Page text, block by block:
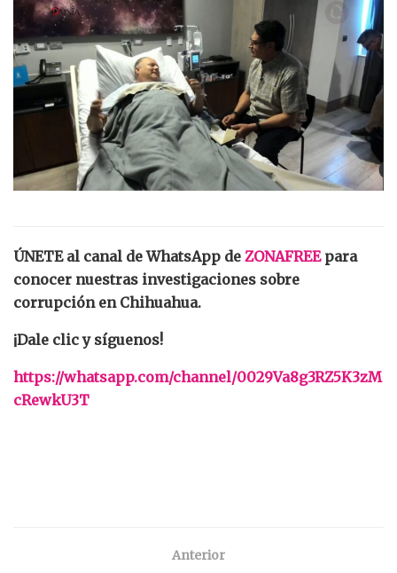
ÚNETE al canal de WhatsApp de ZONAFREEpara
conocer nuestras investigaciones sobre
corrupción en Chihuahua.
¡Dale clic y síguenos!
https://whatsapp.com/channel/0029Va8g3RZ5K3zM
cRewkU3T
Anterior